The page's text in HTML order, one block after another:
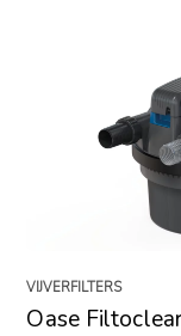
VIJVERFILTERS
Oase